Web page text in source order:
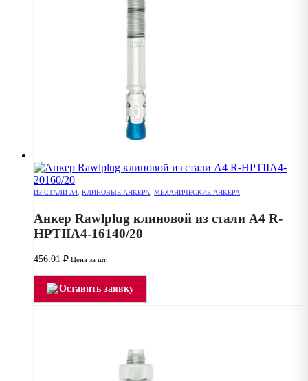
ИЗ СТАЛИ А4, КЛИНОВЫЕ АНКЕРА, МЕХАНИЧЕСКИЕ АНКЕРА
Анкер Rawlplug клиновой из стали А4 R-
HPTIIA4-16140/20
456.01 ₽ Цена за шт.
Оставить заявку